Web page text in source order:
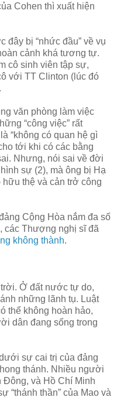
Cohen thì xuất hiện
bị “nhức đầu” về vụ
cảnh khá tương tự.
cô sinh viên tập sự,
với TT Clinton (lúc đó
văn phòng làm việc
“công việc” rất
“không có quan hệ gì
tới khi có các bằng
Nhưng, nói sai về đời
sự (2), mà ông bị Hạ
thệ và cản trở công
Cộng Hòa nắm đa số
các Thượng nghị sĩ đã
không thành.
Ở đất nước tự do,
những lãnh tụ. Luật
thể không hoàn hảo,
dân đang sống trong
sự cai trị của đảng
thánh. Nhiều người
Đông, và Hồ Chí Minh
“thánh thần” của Mao và